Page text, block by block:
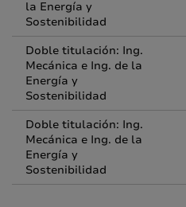
la Energía y
Sostenibilidad
Doble titulación: Ing.
Mecánica e Ing. de la
Energía y
Sostenibilidad
Doble titulación: Ing.
Mecánica e Ing. de la
Energía y
Sostenibilidad